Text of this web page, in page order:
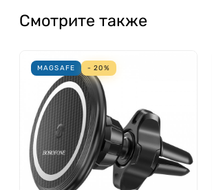
Смотрите также
MAGSAFE - 20%